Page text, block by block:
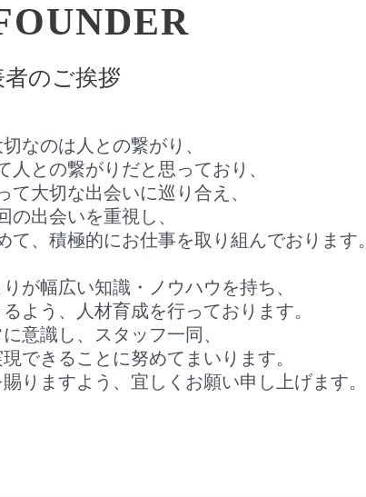
者のご挨拶
なのは人との繋がり、
との繋がりだと思っており、
て大切な出会いに巡り合え、
の出会いを重視し、
、積極的にお仕事を取り組んでおります。
が幅広い知識・ノウハウを持ち、
よう、人材育成を行っております。
意識し、スタッフ一同、
できることに努めてまいります。
りますよう、宜しくお願い申し上げます。